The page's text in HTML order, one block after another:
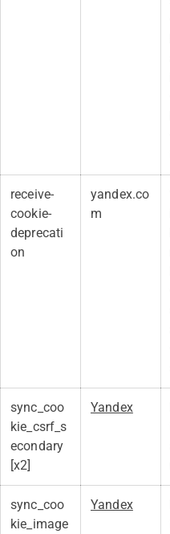
receive-
cookie-
deprecati
on
yandex.co
m
sync_coo
kie_csrf_s
econdary
[x2]
Yandex
sync_coo
kie_image
Yandex